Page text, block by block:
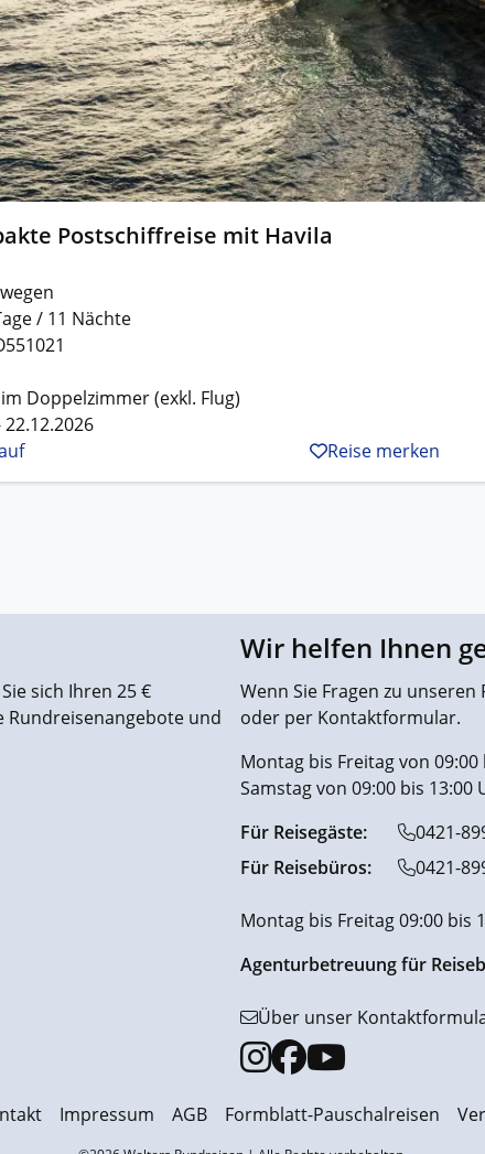
Postschiffreise mit Havila
/ 11 Nächte
Doppelzimmer (exkl. Flug)
22.12.2026
Reise merken
sich Ihren 25 €
Rundreisenangebote und
Wir helfen Ihnen
Wenn Sie Fragen zu
oder per Kontaktformular.
Montag bis Freitag von 09:00
Samstag von 09:00 bis 13:00
Für Reisegäste:
0421-
Für Reisebüros:
0421-
Montag bis Freitag 09:00 bis
Agenturbetreuung für
Über unser
Impressum AGB Formblatt-Pauschalreisen